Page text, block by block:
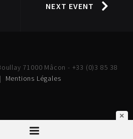
NEXT EVENT
71000 Mâcon - +33 (0)3 85 38
Mentions Légales